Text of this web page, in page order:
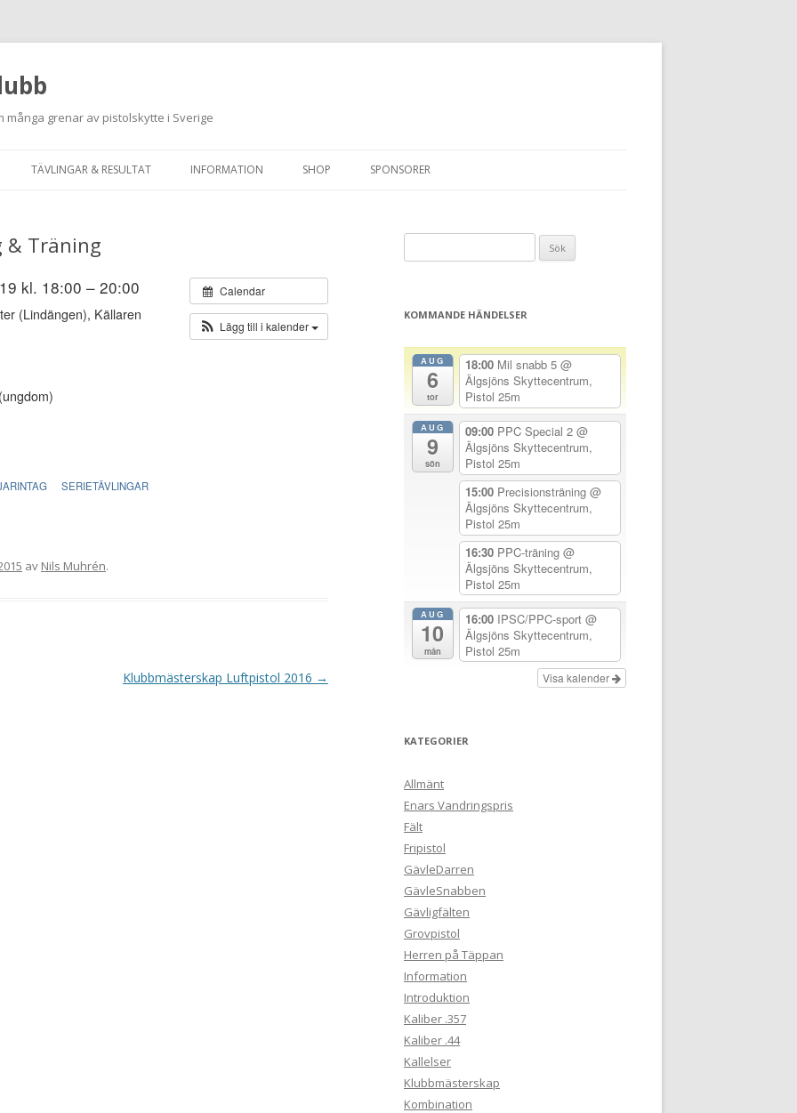
många grenar av pistolskytte i Sverige
till
TÄVLINGAR & RESULTAT
SKJUTPROGRAM 2026
INFORMATION
RUTINER FÖR SKJUTLEDARE
FÄLTSKYTTE
SHOP SPONSORER
& Träning
Calendar
Lägg till i kalender
kl. 18:00 – 20:00
(Lindängen), Källaren
SERIETÄVLINGAR
av Nils Muhrén.
Klubbmästerskap Luftpistol 2016 →
efter:
KOMMANDE HÄNDELSER
AUG
6
tor
18:00 Mil snabb 5 @
Älgsjöns Skyttecentrum,
Pistol 25m
AUG
9
sön
09:00 PPC Special 2 @
Älgsjöns Skyttecentrum,
Pistol 25m
15:00 Precisionsträning @
Älgsjöns Skyttecentrum,
Pistol 25m
16:30 PPC-träning @
Älgsjöns Skyttecentrum,
Pistol 25m
AUG
10
mån
16:00 IPSC/PPC-sport @
Älgsjöns Skyttecentrum,
Pistol 25m
Visa kalender
KATEGORIER
Allmänt
Enars Vandringspris
Fält
Fripistol
GävleDarren
GävleSnabben
Gävligfälten
Grovpistol
Herren på Täppan
Information
Introduktion
Kaliber .357
Kaliber .44
Kallelser
Klubbmästerskap
Kombination